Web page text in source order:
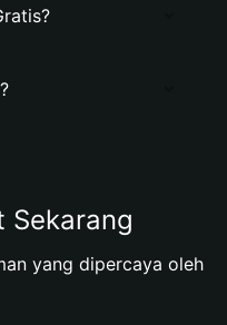
Sekarang
yang dipercaya oleh